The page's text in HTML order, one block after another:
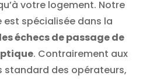
votre logement. Notre
est spécialisée dans la
échecs de passage de
. Contrairement aux
standard des opérateurs,